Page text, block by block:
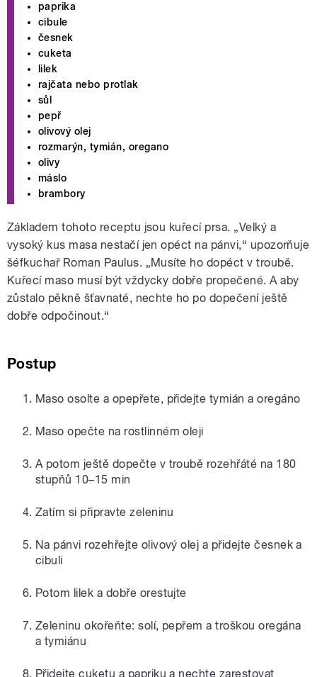
paprika
cibule
česnek
cuketa
lilek
rajčata nebo protlak
sůl
pepř
olivový olej
rozmarýn, tymián, oregano
olivy
máslo
brambory
Základem tohoto receptu jsou kuřecí prsa. „Velký a
vysoký kus masa nestačí jen opéct na pánvi,“ upozorňuje
šéfkuchař Roman Paulus. „Musíte ho dopéct v troubě.
Kuřecí maso musí být vždycky dobře propečené. A aby
zůstalo pěkně šťavnaté, nechte ho po dopečení ještě
dobře odpočinout.“
Postup
Maso osolte a opepřete, přidejte tymián a oregáno
Maso opečte na rostlinném oleji
A potom ještě dopečte v troubě rozehřáté na 180
stupňů 10–15 min
Zatím si připravte zeleninu
Na pánvi rozehřejte olivový olej a přidejte česnek a
cibuli
Potom lilek a dobře orestujte
Zeleninu okořeňte: solí, pepřem a troškou oregána
a tymiánu
Přidejte cuketu a papriku a nechte zarestovat